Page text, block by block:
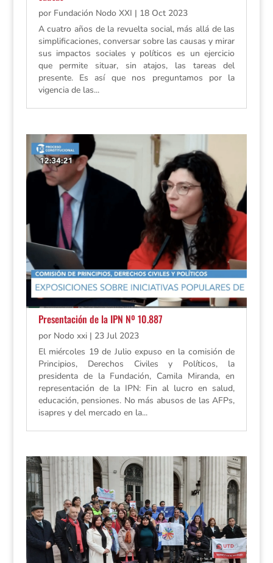
por Fundación Nodo XXI | 18 Oct 2023
A cuatro años de la revuelta social, más allá de las
simplificaciones, conversar sobre las causas y mirar
sus impactos sociales y políticos es un ejercicio
que permite situar, sin atajos, las tareas del
presente. Es así que nos preguntamos por la
vigencia de las...
Presentación de la IPN Nº 10.887
por Nodo xxi| 23 Jul 2023
El miércoles 19 de Julio expuso en la comisión de
Principios, Derechos Civiles y Políticos, la
presidenta de la Fundación, Camila Miranda, en
representación de la IPN: Fin al lucro en salud,
educación, pensiones. No más abusos de las AFPs,
isapres y del mercado en la...